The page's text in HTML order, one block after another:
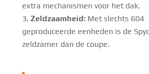
extra mechanismen voor het dak.
Zeldzaamheid:Met slechts 604
geproduceerde eenheden is de
zeldzamer dan de coupe.